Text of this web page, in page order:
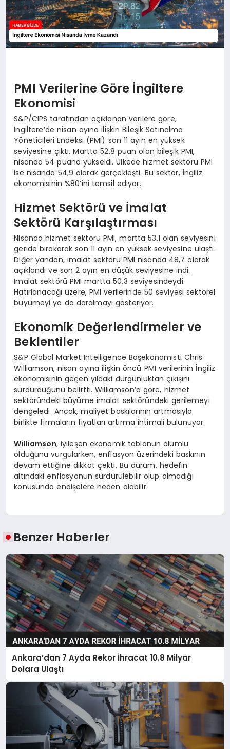
PMI Verilerine Göre İngiltere
Ekonomisi
S&P/CIPS tarafından açıklanan verilere göre,
İngiltere’de nisan ayına ilişkin Bileşik Satınalma
Yöneticileri Endeksi (PMI) son 11 ayın en yüksek
seviyesine çıktı. Martta 52,8 puan olan bileşik PMI,
nisanda 54 puana yükseldi. Ülkede hizmet sektörü PMI
ise nisanda 54,9 olarak gerçekleşti. Bu sektör, İngiliz
ekonomisinin %80’ini temsil ediyor.
Hizmet Sektörü ve İmalat
Sektörü Karşılaştırması
Nisanda hizmet sektörü PMI, martta 53,1 olan seviyesini
geride bırakarak son 11 ayın en yüksek seviyesine ulaştı.
Diğer yandan, imalat sektörü PMI nisanda 48,7 olarak
açıklandı ve son 2 ayın en düşük seviyesine indi.
İmalat sektörü PMI martta 50,3 seviyesindeydi.
Hatırlanacağı üzere, PMI verilerinde 50 seviyesi sektörel
büyümeyi ya da daralmayı gösteriyor.
Ekonomik Değerlendirmeler ve
Beklentiler
S&P Global Market Intelligence Başekonomisti Chris
Williamson, nisan ayına ilişkin öncü PMI verilerinin İngiliz
ekonomisinin geçen yıldaki durgunluktan çıkışını
sürdürdüğünü belirtti. Williamson’a göre, hizmet
sektöründeki büyüme imalat sektöründeki gerilemeyi
dengeledi. Ancak, maliyet baskılarının artmasıyla
birlikte firmaların fiyatları artırma ihtimali bulunuyor.
Williamson, iyileşen ekonomik tablonun olumlu
olduğunu vurgularken, enflasyon üzerindeki baskının
devam ettiğine dikkat çekti. Bu durum, hedefin
altındaki enflasyonun sürdürülebilir olup olmadığı
konusunda endişelere neden olabilir.
Benzer Haberler
Ankara’dan 7 Ayda Rekor İhracat 10.8 Milyar
Dolara Ulaştı